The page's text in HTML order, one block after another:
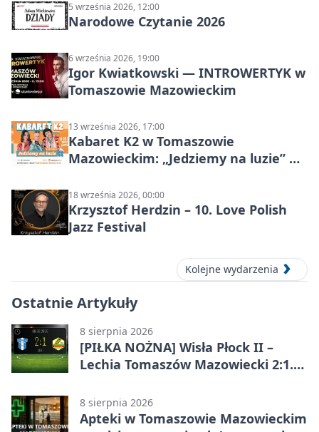
5 września 2026, 12:00
Narodowe Czytanie 2026
6 września 2026, 19:00
Igor Kwiatkowski — INTROWERTYK w
Tomaszowie Mazowieckim
13 września 2026, 17:00
Kabaret K2 w Tomaszowie
Mazowieckim: „Jedziemy na luzie” w
Społecznej
18 września 2026, 00:00
Krzysztof Herdzin – 10. Love Polish
Jazz Festival
Kolejne wydarzenia
Ostatnie Artykuły
8 sierpnia 2026
[PIŁKA NOŻNA] Wisła Płock II –
Lechia Tomaszów Mazowiecki 2:1.
w Betclic 3. Lidze Grupa 1 (Grupa I)
8 sierpnia 2026
Apteki w Tomaszowie Mazowieckim